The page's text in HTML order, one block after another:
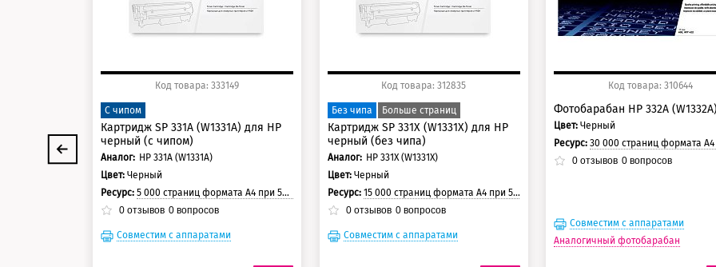
Код товара: 333149
С чипом
Картридж SP 331A (W1331A) для HP
черный (с чипом)
Аналог: HP 331A (W1331A)
Цвет: Черный
Ресурс:5 000 страниц формата А4 при 5% заполнении страницы
0 отзывов 0 вопросов
Совместим с аппаратами
Код товара: 312835
Без чипа Больше страниц
Картридж SP 331X (W1331X) для HP
черный (без чипа)
Аналог: HP 331X (W1331X)
Цвет: Черный
Ресурс: 15 000 страниц формата А4 при 5% заполнении страницы
0отзывов 0вопросов
Совместим с аппаратами
Код товара: 310644
Фотобарабан HP 332A (W1332A)
Цвет: Черный
Ресурс:30 000 страниц формата А4 при 5% заполнении
0 отзывов 0 вопросов
Совместим с аппаратами
Аналогичный фотобарабан